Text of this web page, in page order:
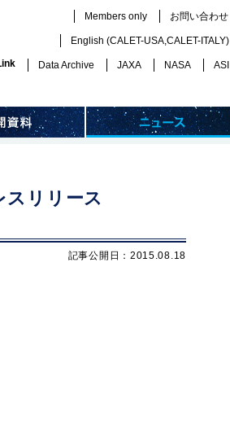
Members only お問い合わせ
English (CALET-USA,CALET-ITALY)
Data Archive JAXA NASA ASI
リリース
記事公開日：2015.08.18